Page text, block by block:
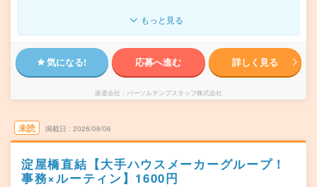
もっと見る
気になる! 応募へ進む 詳しく見る
派遣会社 パーソルテンプスタッフ株式会社
未読 掲載日 2026/08/06
淀屋橋直結【大手ハウスメーカーグループ！
事務×ルーティン】1600円